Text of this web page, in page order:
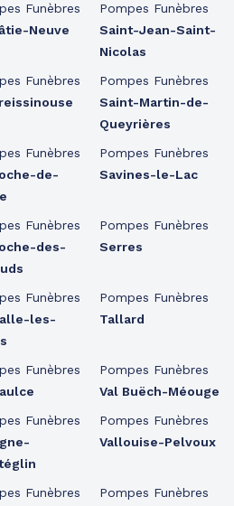
Funèbres
Neuve
Funèbres
Funèbres
de-
Funèbres
des-
Funèbres
les-
Funèbres
Funèbres
Funèbres
Pompes Funèbres
Saint-Jean-Saint-
Nicolas
Pompes Funèbres
Saint-Martin-de-
Queyrières
Pompes Funèbres
Savines-le-Lac
Pompes Funèbres
Serres
Pompes Funèbres
Tallard
Pompes Funèbres
Val Buëch-Méouge
Pompes Funèbres
Vallouise-Pelvoux
Pompes Funèbres